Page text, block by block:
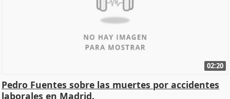
02:20
Pedro Fuentes sobre las muertes por accidentes
laborales en Madrid.